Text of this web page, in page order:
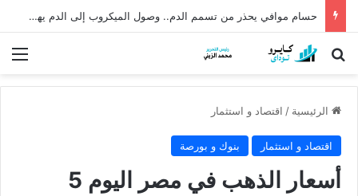
حسام موافي يحذر من تسمم الدم.. وصول الميكروب إلى الدم يهدد الحياة
بحث عن
الرئيسية / اقتصاد و استثمار
اقتصاد و استثمار بنوك و بورصة
أسعار الذهب في مصر اليوم 5